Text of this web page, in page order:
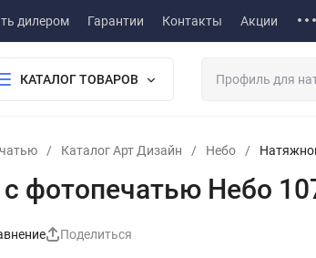
дилером Гарантии Контакты Акции
КАТАЛОГ ТОВАРОВ
/ Каталог Арт Дизайн / Небо /
фотопечатью Небо
Поделиться